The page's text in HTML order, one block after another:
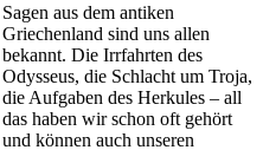
Sagen aus dem antiken
Griechenland sind uns allen
bekannt. Die Irrfahrten des
Odysseus, die Schlacht um Troja,
die Aufgaben des Herkules – all
das haben wir schon oft gehört
und können auch unseren